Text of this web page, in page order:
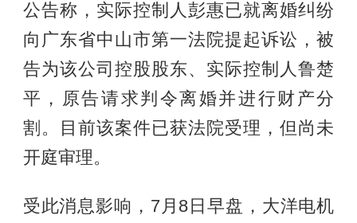
公告称，实际控制人彭惠已就离婚纠纷
向广东省中山市第一法院提起诉讼，被
告为该公司控股股东、实际控制人鲁楚
平，原告请求判令离婚并进行财产分
割。目前该案件已获法院受理，但尚未
开庭审理。
受此消息影响，7月8日早盘，大洋电机